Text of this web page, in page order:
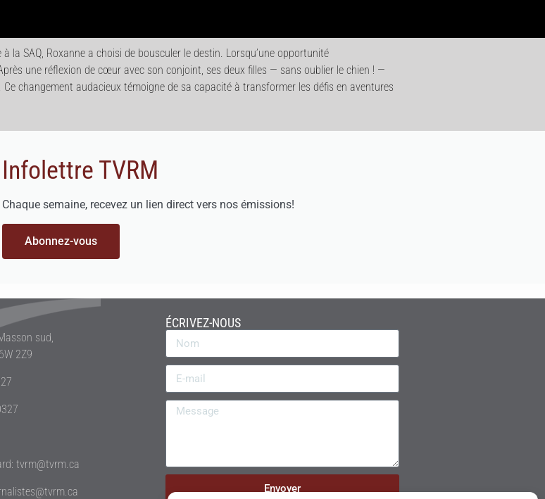
la SAQ, Roxanne a choisi de bousculer le destin. Lorsqu’une opportunité
une réflexion de cœur avec son conjoint, ses deux filles — sans oublier le chien ! —
changement audacieux témoigne de sa capacité à transformer les défis en aventures
Infolettre TVRM
Chaque semaine, recevez un lien direct vers nos émissions!
Abonnez-vous
sud,
2Z9
tvrm@tvrm.ca
ÉCRIVEZ-NOUS
Envoyer